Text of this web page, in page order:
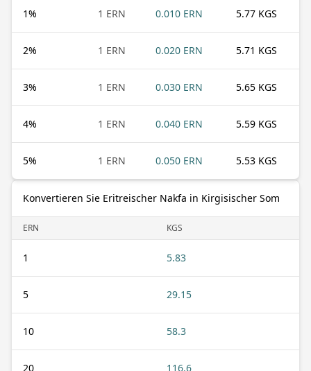
1% 1 ERN 0.010 ERN 5.77 KGS
2% 1 ERN 0.020 ERN 5.71 KGS
3% 1 ERN 0.030 ERN 5.65 KGS
4% 1 ERN 0.040 ERN 5.59 KGS
5% 1 ERN 0.050 ERN 5.53 KGS
Konvertieren Sie Eritreischer Nakfa in Kirgisischer Som
ERN KGS
1 5.83
5 29.15
10 58.3
20 116.6